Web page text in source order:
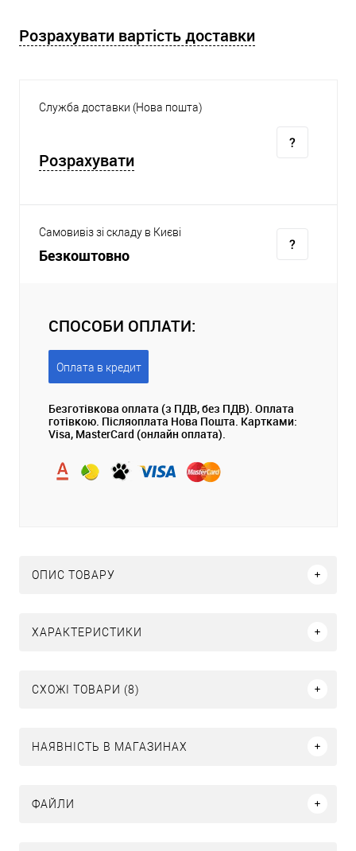
Розрахувати вартість доставки
Служба доставки (Нова пошта)
Розрахувати
Самовивіз зі складу в Києві
Безкоштовно
СПОСОБИ ОПЛАТИ:
Оплата в кредит
Безготівкова оплата (з ПДВ, без ПДВ). Оплата
готівкою. Післяоплата Нова Пошта. Картками:
Visa, MasterCard (онлайн оплата).
ОПИС ТОВАРУ
ХАРАКТЕРИСТИКИ
СХОЖІ ТОВАРИ (8)
НАЯВНІСТЬ В МАГАЗИНАХ
ФАЙЛИ